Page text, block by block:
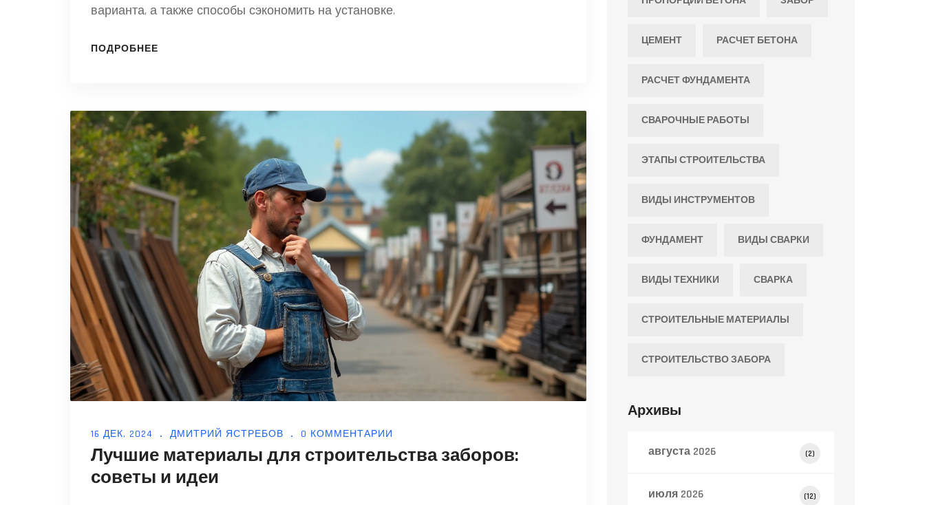
варианта, а также способы сэкономить на установке.
ПОДРОБНЕЕ
16 ДЕК, 2024 ДМИТРИЙ ЯСТРЕБОВ 0 КОММЕНТАРИИ
Лучшие материалы для строительства заборов:
советы и идеи
ЦЕМЕНТ РАСЧЕТ БЕТОНА
РАСЧЕТ ФУНДАМЕНТА
СВАРОЧНЫЕ РАБОТЫ
ЭТАПЫ СТРОИТЕЛЬСТВА
ВИДЫ ИНСТРУМЕНТОВ
ФУНДАМЕНТ ВИДЫ СВАРКИ
ВИДЫ ТЕХНИКИ СВАРКА
СТРОИТЕЛЬНЫЕ МАТЕРИАЛЫ
СТРОИТЕЛЬСТВО ЗАБОРА
Архивы
августа 2026 (2)
июля 2026 (12)